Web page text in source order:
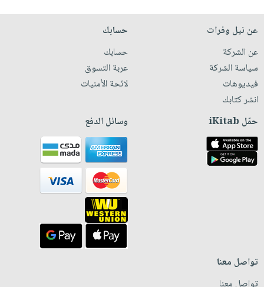
عن نيل وفرات
عن الشركة
سياسة الشركة
فيديوهات
انشر كتابك
حسابك
حسابك
عربة التسوق
لائحة الأمنيات
حمّل iKitab وسائل الدفع
تواصل معنا